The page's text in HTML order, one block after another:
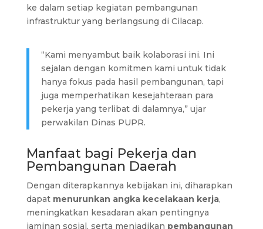
ke dalam setiap kegiatan pembangunan
infrastruktur yang berlangsung di Cilacap.
“Kami menyambut baik kolaborasi ini. Ini
sejalan dengan komitmen kami untuk tidak
hanya fokus pada hasil pembangunan, tapi
juga memperhatikan kesejahteraan para
pekerja yang terlibat di dalamnya,” ujar
perwakilan Dinas PUPR.
Manfaat bagi Pekerja dan
Pembangunan Daerah
Dengan diterapkannya kebijakan ini, diharapkan
dapat menurunkan angka kecelakaan kerja,
meningkatkan kesadaran akan pentingnya
jaminan sosial, serta menjadikan pembangunan